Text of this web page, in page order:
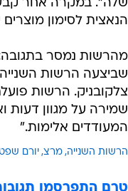
שוויקי סבור כי
פעמי". בין היתר,
משפילה ומשימוש בשפה
בהם משום הסתה כלפי
כזכור,
שלה". במקרה אחר קבע